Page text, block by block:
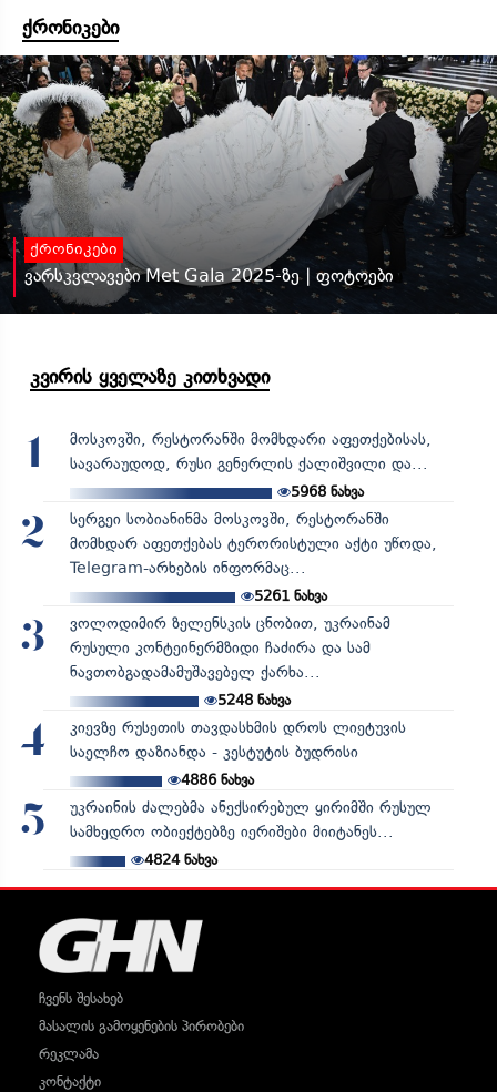
ქრონიკები
ქრონიკები
ვარსკვლავები Met Gala 2025-ზე | ფოტოები
კვირის ყველაზე კითხვადი
1
მოსკოვში, რესტორანში მომხდარი აფეთქებისას,
სავარაუდოდ, რუსი გენერლის ქალიშვილი და...
5968 ნახვა
2
სერგეი სობიანინმა მოსკოვში, რესტორანში
მომხდარ აფეთქებას ტერორისტული აქტი უწოდა,
Telegram-არხების ინფორმაც...
5261ნახვა
3
ვოლოდიმირ ზელენსკის ცნობით, უკრაინამ
რუსული კონტეინერმზიდი ჩაძირა და სამ
ნავთობგადამამუშავებელ ქარხა...
5248ნახვა
4
კიევზე რუსეთის თავდასხმის დროს ლიეტუვის
საელჩო დაზიანდა - კესტუტის ბუდრისი
4886ნახვა
5
უკრაინის ძალებმა ანექსირებულ ყირიმში რუსულ
სამხედრო ობიექტებზე იერიშები მიიტანეს...
4824ნახვა
ჩვენს შესახებ
მასალის გამოყენების პირობები
რეკლამა
კონტაქტი